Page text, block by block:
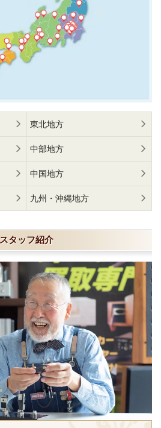
東北地方
中部地方
中国地方
九州・沖縄地方
スタッフ紹介